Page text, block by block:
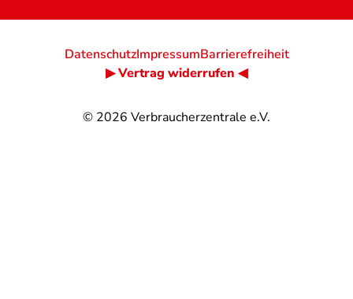
© 2026 Verbraucherzentrale e.V.
DatenschutzImpressumBarrierefreiheit
▶ Vertrag widerrufen ◀